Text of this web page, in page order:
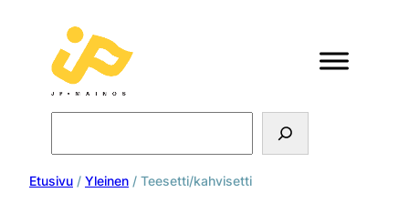
Etusivu / Yleinen / Teesetti/kahvisetti